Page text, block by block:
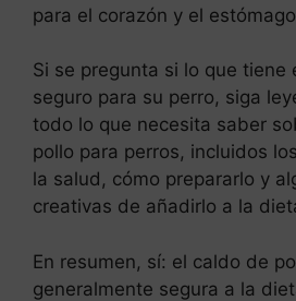
para el corazón y el
Si se pregunta si lo que tiene
seguro para su perro, siga
todo lo que necesita saber
pollo para perros, incluidos
la salud, cómo prepararlo y
creativas de añadirlo a la
En resumen, sí: el caldo de
generalmente segura a la